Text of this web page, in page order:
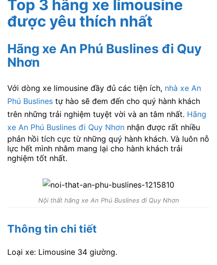
Top 3 hãng xe limousine
được yêu thích nhất
Hãng xe An Phú Buslines đi Quy
Nhơn
Với dòng xe limousine đầy đủ các tiện ích, nhà xe An
Phú Buslines tự hào sẽ đem đến cho quý hành khách
trên những trải nghiệm tuyệt vời và an tâm nhất. Hãng
xe An Phú Buslines đi Quy Nhơn nhận được rất nhiều
phản hồi tích cực từ những quý hành khách. Và luôn nỗ
lực hết mình nhằm mang lại cho hành khách trải
nghiệm tốt nhất.
Nội thất hãng xe An Phú Buslines đi Quy Nhơn
Thông tin chi tiết
Loại xe: Limousine 34 giường.